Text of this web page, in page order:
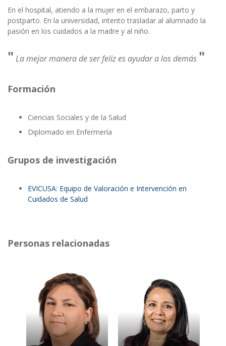
En el hospital, atiendo a la mujer en el embarazo, parto y
postparto. En la universidad, intento trasladar al alumnado la
pasión en los cuidados a la madre y al niño.
" La mejor manera de ser feliz es ayudar a los demás "
Formación
Ciencias Sociales y de la Salud
Diplomado en Enfermería
Grupos de investigación
EVICUSA: Equipo de Valoración e Intervención en
Cuidados de Salud
Personas relacionadas